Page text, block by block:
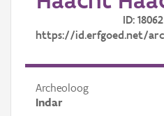
ID:
https://id.erfgoed.net/
Archeoloog
Indar